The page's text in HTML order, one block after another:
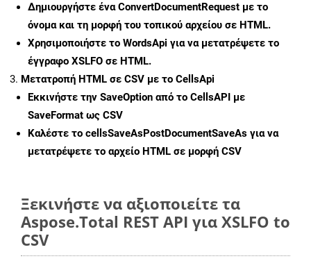
Δημιουργήστε έναConvertDocumentRequest με το
όνομα και τη μορφή του τοπικού αρχείου σε HTML.
Χρησιμοποιήστε το WordsApi για να μετατρέψετε το
έγγραφο XSLFO σε HTML.
Μετατροπή HTML σε CSV με το CellsApi
Εκκινήστε την SaveOption από το CellsAPI με
SaveFormat ως CSV
Καλέστε το cellsSaveAsPostDocumentSaveAs για να
μετατρέψετε το αρχείο HTML σε μορφή CSV
Ξεκινήστε να αξιοποιείτε τα
Aspose.Total REST API για XSLFO to
CSV